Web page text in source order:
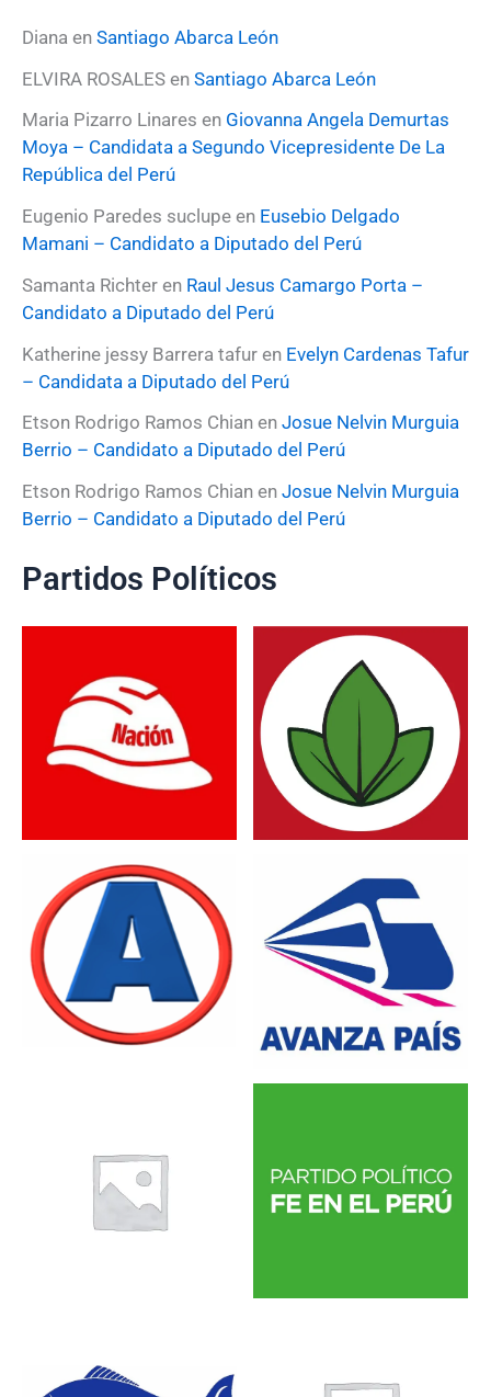
p
r
:
Diana en Santiago Abarca León
ELVIRA ROSALES en Santiago Abarca León
Maria Pizarro Linares en Giovanna Angela Demurtas
Moya – Candidata a Segundo Vicepresidente De La
República del Perú
Eugenio Paredes suclupe en Eusebio Delgado
Mamani – Candidato a Diputado del Perú
Samanta Richter en Raul Jesus Camargo Porta –
Candidato a Diputado del Perú
Katherine jessy Barrera tafur en Evelyn Cardenas Tafur
– Candidata a Diputado del Perú
Etson Rodrigo Ramos Chian en Josue Nelvin Murguia
Berrio – Candidato a Diputado del Perú
Etson Rodrigo Ramos Chian en Josue Nelvin Murguia
Berrio – Candidato a Diputado del Perú
Partidos Políticos